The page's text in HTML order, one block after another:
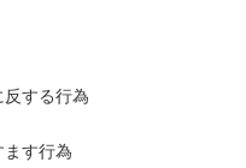
する行為
す行為